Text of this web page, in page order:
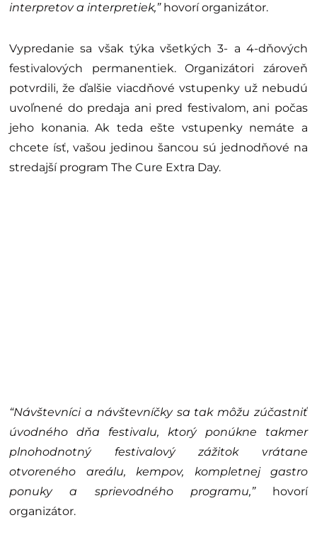
interpretov a interpretiek,”hovorí organizátor.
Vypredanie sa však týka všetkých 3- a 4-dňových
festivalových permanentiek. Organizátori zároveň
potvrdili, že ďalšie viacdňové vstupenky už nebudú
uvoľnené do predaja ani pred festivalom, ani počas
jeho konania. Ak teda ešte vstupenky nemáte a
chcete ísť, vašou jedinou šancou sú jednodňové na
stredajší program The Cure Extra Day.
“Návštevníci a návštevníčky sa tak môžu zúčastniť
úvodného dňa festivalu, ktorý ponúkne takmer
plnohodnotný festivalový zážitok vrátane
otvoreného areálu, kempov, kompletnej gastro
ponuky a sprievodného programu,”hovorí
organizátor.